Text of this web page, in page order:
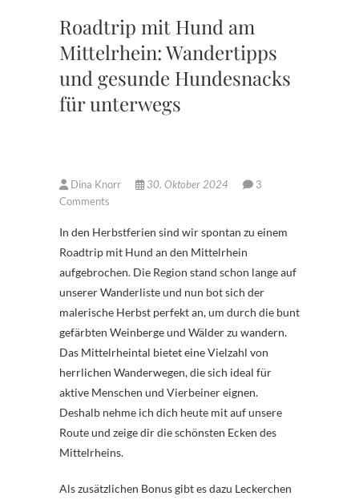
Roadtrip mit Hund am
Mittelrhein: Wandertipps
und gesunde Hundesnacks
für unterwegs
Dina Knorr 30. Oktober 2024
3
Comments
In den Herbstferien sind wir spontan zu einem
Roadtrip mit Hund an den Mittelrhein
aufgebrochen. Die Region stand schon lange auf
unserer Wanderliste und nun bot sich der
malerische Herbst perfekt an, um durch die bunt
gefärbten Weinberge und Wälder zu wandern.
Das Mittelrheintal bietet eine Vielzahl von
herrlichen Wanderwegen, die sich ideal für
aktive Menschen und Vierbeiner eignen.
Deshalb nehme ich dich heute mit auf unsere
Route und zeige dir die schönsten Ecken des
Mittelrheins.
Als zusätzlichen Bonus gibt es dazu Leckerchen